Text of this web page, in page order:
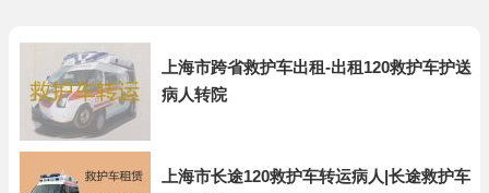
上海市跨省救护车出租-出租120救护车护送
病人转院
上海市长途120救护车转运病人|长途救护车